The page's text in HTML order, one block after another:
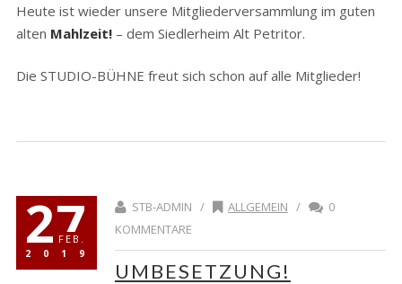
Heute ist wieder unsere Mitgliederversammlung im guten
alten Mahlzeit!– dem Siedlerheim Alt Petritor.
Die STUDIO-BÜHNE freut sich schon auf alle Mitglieder!
27
FEB.
2019
STB-ADMIN / ALLGEMEIN /
0
KOMMENTARE
UMBESETZUNG!